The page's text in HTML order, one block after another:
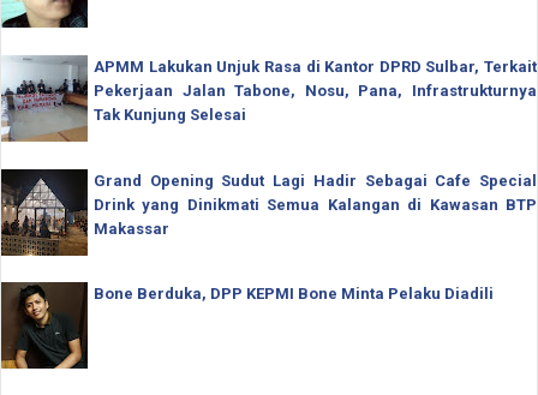
APMM Lakukan Unjuk Rasa di Kantor DPRD Sulbar, Terkait
Pekerjaan Jalan Tabone, Nosu, Pana, Infrastrukturnya
Tak Kunjung Selesai
Grand Opening Sudut Lagi Hadir Sebagai Cafe Special
Drink yang Dinikmati Semua Kalangan di Kawasan BTP
Makassar
Bone Berduka, DPP KEPMI Bone Minta Pelaku Diadili